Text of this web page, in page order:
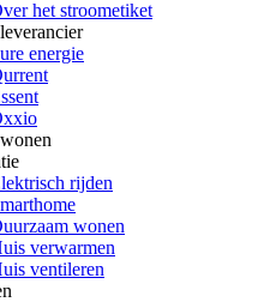
het stroometiket
energie
rijden
wonen
verwarmen
ventileren